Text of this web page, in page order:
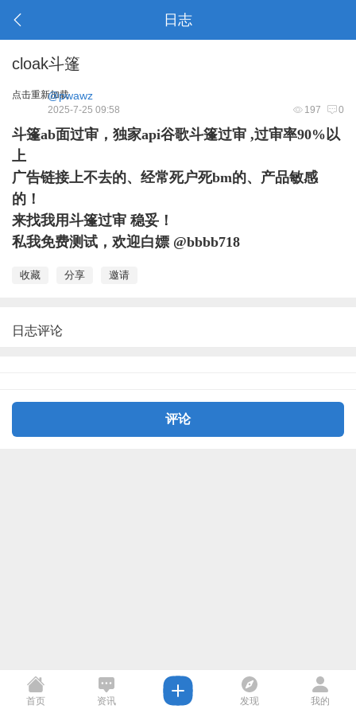
日志
cloak斗篷
点击重新加载@pwawz
197 0
2025-7-25 09:58
斗篷ab面过审，独家api谷歌斗篷过审 ,过审率90%以
上
广告链接上不去的、经常死户死bm的、产品敏感
的！
来找我用斗篷过审 稳妥！
私我免费测试，欢迎白嫖 @bbbb718
收藏 分享 邀请
日志评论
评论
首页 资讯 发现 我的